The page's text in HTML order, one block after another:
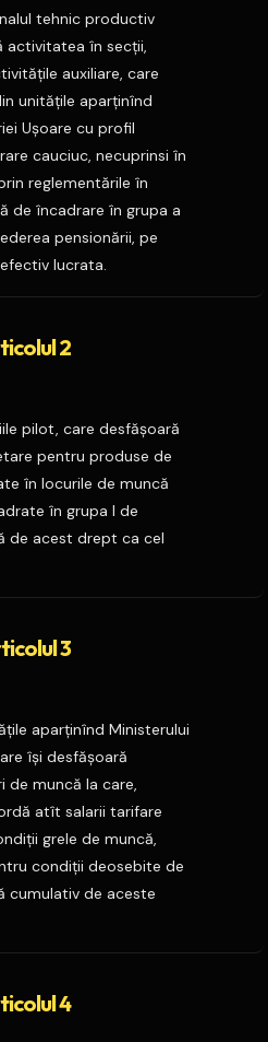
tehnic productiv
activitatea în secţii,
auxiliare, care
unităţile aparţinînd
Uşoare cu profil
cauciuc, necuprinsi în
reglementările în
de încadrare în grupa a
pensionării, pe
lucrata.
2
pilot, care desfăşoară
pentru produse de
în locurile de muncă
în grupa I de
de acest drept ca cel
3
aparţinînd Ministerului
îşi desfăşoară
de muncă la care,
atît salarii tarifare
grele de muncă,
condiţii deosebite de
cumulativ de aceste
4